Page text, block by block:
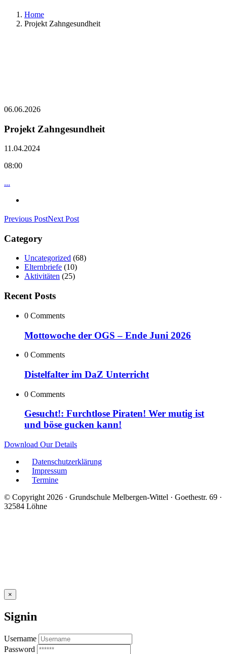
Home
Projekt Zahngesundheit
06.06.2026
Projekt Zahngesundheit
11.04.2024
08:00
...
Previous PostNext Post
Category
Uncategorized (68)
Elternbriefe (10)
Aktivitäten (25)
Recent Posts
0 Comments
Mottowoche der OGS – Ende Juni 2026
0 Comments
Distelfalter im DaZ Unterricht
0 Comments
Gesucht!: Furchtlose Piraten! Wer mutig ist
und böse gucken kann!
Download Our Details
Datenschutzerklärung
Impressum
Termine
© Copyright 2026 · Grundschule Melbergen-Wittel · Goethestr. 69 ·
32584 Löhne
×
Signin
Username
Password